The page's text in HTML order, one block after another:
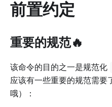
前置约定
重要的规范🔥
该命令的目的之一是规范化
应该有一些重要的规范需要
哦）：